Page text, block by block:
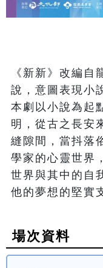
《新新》改編
說，意圖表現小
本劇以小說為起
明，從古之長安
縫隙間，當抖落
學家的心靈世界
世界與其中的自
他的夢想的堅實
場次資料